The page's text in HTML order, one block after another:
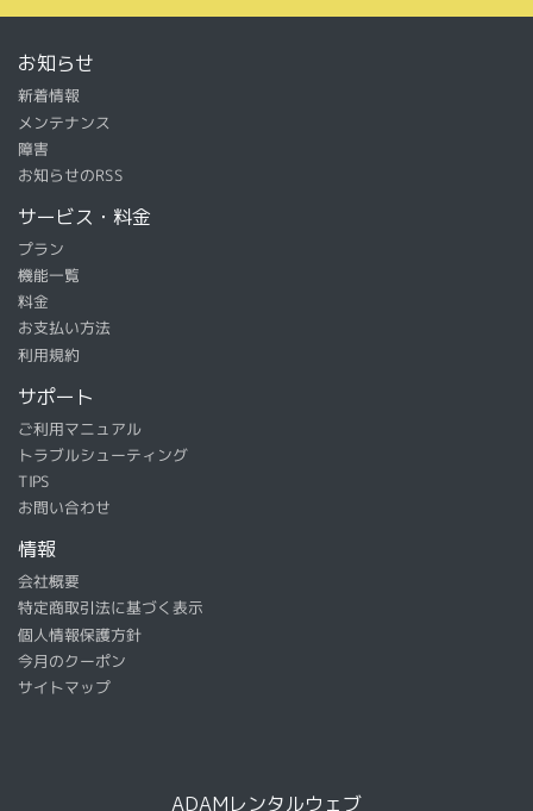
お知らせ
新着情報
メンテナンス
障害
お知らせのRSS
サービス・料金
プラン
機能一覧
料金
お支払い方法
利用規約
サポート
ご利用マニュアル
トラブルシューティング
TIPS
お問い合わせ
情報
会社概要
特定商取引法に基づく表示
個人情報保護方針
今月のクーポン
サイトマップ
ADAMレンタルウェブ